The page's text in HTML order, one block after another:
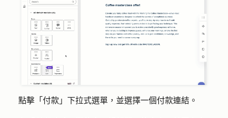
點擊「 付款 」下拉式選單，並選擇一個付款連結 。